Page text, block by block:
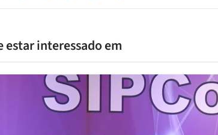
estar interessado em